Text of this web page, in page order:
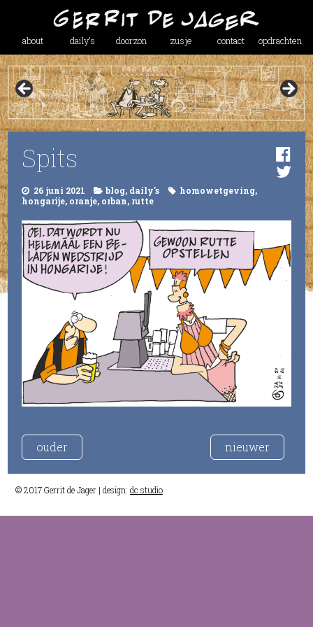
about daily’s doorzon zusje contact opdrachten
Spits
26 juni 2021 blog, daily's homowetgeving,
hongarije, oranje, orban, rutte
ouder nieuwer
© 2017 Gerrit de Jager | design: dc studio